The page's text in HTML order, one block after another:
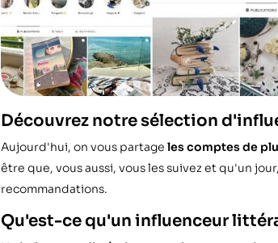
Découvrez notre sélection
Aujourd'hui, on vous partage les comptes de
être que, vous aussi, vous les suivez et qu'un
recommandations.
Qu'est-ce qu'un influenceur